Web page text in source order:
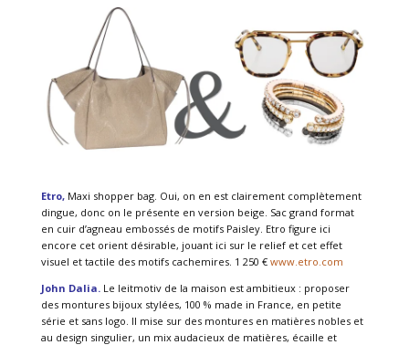
Etro,Maxi shopper bag. Oui, on en est clairement complètement
dingue, donc on le présente en version beige. Sac grand format
en cuir d’agneau embossés de motifs Paisley. Etro figure ici
encore cet orient désirable, jouant ici sur le relief et cet effet
visuel et tactile des motifs cachemires. 1 250 € www.etro.com
John Dalia. Le leitmotiv de la maison est ambitieux : proposer
des montures bijoux stylées, 100 % made in France, en petite
série et sans logo. Il mise sur des montures en matières nobles et
au design singulier, un mix audacieux de matières, écaille et